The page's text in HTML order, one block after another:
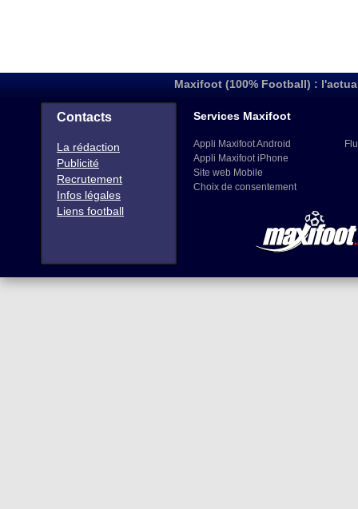
Maxifoot (100% Football) :
Contacts
La rédaction
Publicité
Recrutement
Infos légales
Liens football
Services Maxifoot
Appli Maxifoot Android
Appli Maxifoot iPhone
Site web Mobile
Choix de consentement